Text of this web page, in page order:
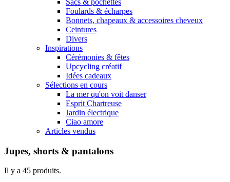
Sacs & pochettes
Foulards & écharpes
Bonnets, chapeaux & accessoires cheveux
Ceintures
Divers
Inspirations
Cérémonies & fêtes
Upcycling créatif
Idées cadeaux
Sélections en cours
La mer qu'on voit danser
Esprit Chartreuse
Jardin électrique
Ciao amore
Articles vendus
Jupes, shorts & pantalons
Il y a 45 produits.